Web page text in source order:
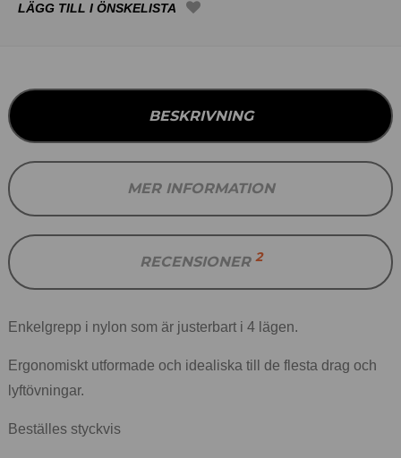
BESKRIVNING
MER INFORMATION
RECENSIONER 2
Enkelgrepp i nylon som är justerbart i 4 lägen.
Ergonomiskt utformade och idealiska till de flesta drag och
lyftövningar.
Beställes styckvis